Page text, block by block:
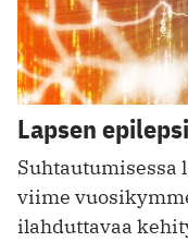
Lapsen
Suhtautumisessa
viime
ilahduttavaa